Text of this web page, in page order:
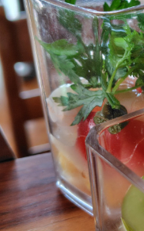
FAQ（よくある質問）